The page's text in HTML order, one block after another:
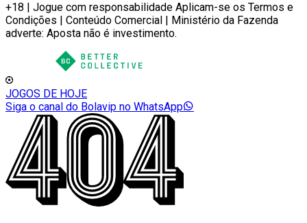
+18 | Jogue com responsabilidade Aplicam-se os Termos e
Condições | Conteúdo Comercial | Ministério da Fazenda
adverte: Aposta não é investimento.
JOGOS DE HOJE
Siga o canal do Bolavip no WhatsApp